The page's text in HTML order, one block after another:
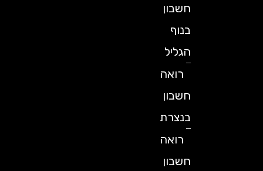
חשבון
הגליל
רואה
חשבון
בנצרת
רואה
חשבון